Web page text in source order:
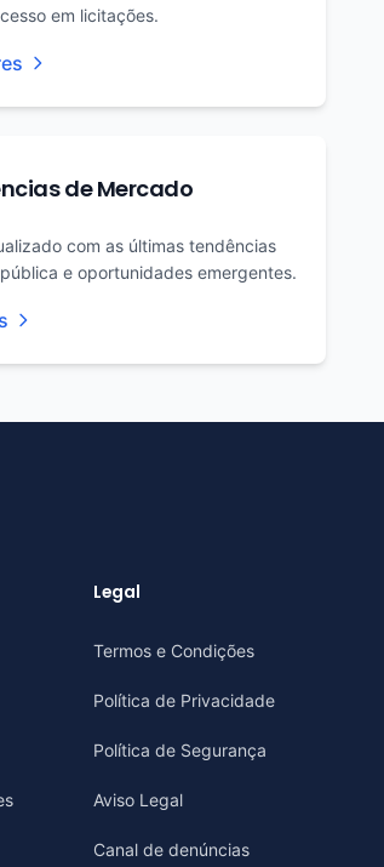
em licitações.
de Mercado
com as últimas tendências
e oportunidades emergentes.
Legal
Termos e Condições
Política de Privacidade
Política de Segurança
Aviso Legal
Canal de denúncias